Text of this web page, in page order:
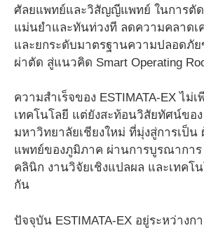
ศัลยแพทย์และวิสัญญีแพทย์ ในการตัด
แม่นยำและทันท่วงที ลดความคลาดเ
และยกระดับมาตรฐานความปลอดภัย
ผ่าตัด สู่แนวคิด Smart Operating
ความสำเร็จของ ESTIMATA-EX ไม่
เทคโนโลยี แต่ยังสะท้อนวิสัยทัศน์ขอ
มหาวิทยาลัยเชียงใหม่ ที่มุ่งสู่การเป็
แพทย์ของภูมิภาค ผ่านการบูรณาการ
คลินิก งานวิจัยเชิงแปลผล และเทคโ
กัน
ปัจจุบัน ESTIMATA-EX อยู่ระหว่าง